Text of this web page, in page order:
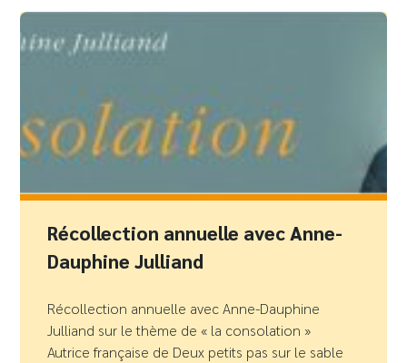
Récollection annuelle avec Anne-
Dauphine Julliand
Récollection annuelle avec Anne-Dauphine
Julliand sur le thème de « la consolation »
Autrice française de Deux petits pas sur le sable